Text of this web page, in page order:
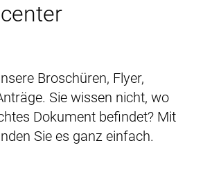
Broschüren, Flyer,
Sie wissen nicht, wo
Dokument befindet? Mit
Sie es ganz einfach.